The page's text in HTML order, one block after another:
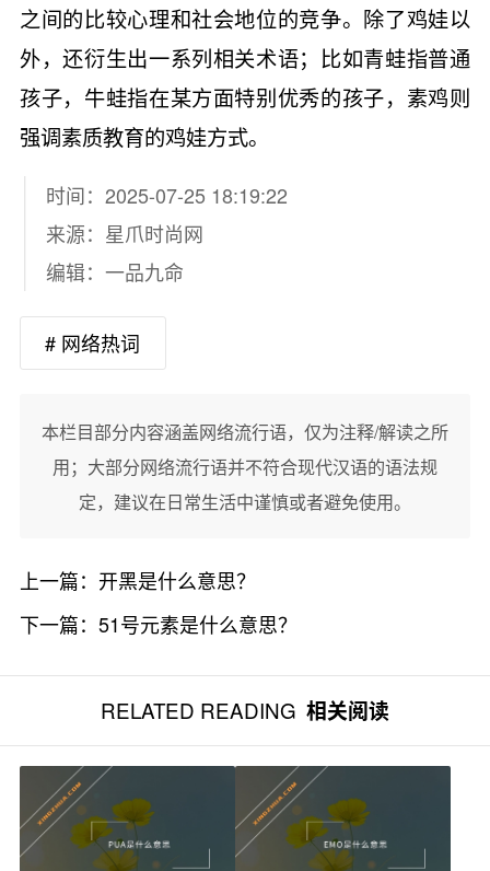
之间的比较心理和社会地位的竞争。除了鸡娃以
外，还衍生出一系列相关术语；比如青蛙指普通
孩子，牛蛙指在某方面特别优秀的孩子，素鸡则
强调素质教育的鸡娃方式。
时间：2025-07-25 18:19:22
来源： 星爪时尚网
编辑：一品九命
# 网络热词
本栏目部分内容涵盖网络流行语，仅为注释/解读之所
用；大部分网络流行语并不符合现代汉语的语法规
定，建议在日常生活中谨慎或者避免使用。
上一篇： 开黑是什么意思？
下一篇： 51号元素是什么意思？
RELATED READING 相关阅读